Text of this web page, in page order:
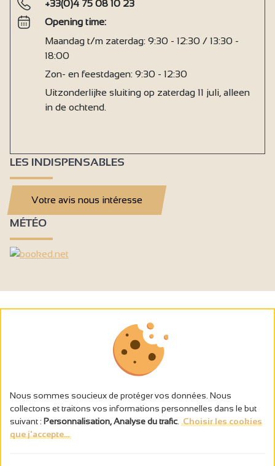
+33(0)4 75 08 10 23
Opening time:
Maandag t/m zaterdag: 9:30 - 12:30 / 13:30 -
18:00
Zon- en feestdagen: 9:30 - 12:30
Uitzonderlijke sluiting op zaterdag 11 juli, alleen
in de ochtend.
LES INDISPENSABLES
Votre avis nous intéresse
MÉTÉO
L’abus d’alcool est dangereux pour la santé, à consommer avec
Nous sommes soucieux de protéger vos données. Nous
collectons et traitons vos informations personnelles dans le but
suivant : Personnalisation, Analyse du trafic Choisir les cookies
que j'accepte...